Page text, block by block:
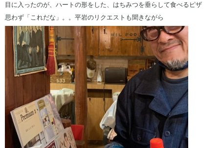
目に入ったのが、ハートの形をした、はちみつを垂らして食べるピザ
思わず「これだな」。。平岩のリクエストも聞きながら